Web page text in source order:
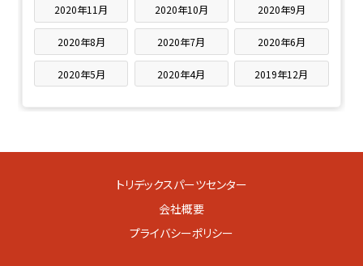
2020年11月 2020年10月 2020年9月
2020年8月 2020年7月 2020年6月
2020年5月 2020年4月 2019年12月
トリデックスパーツセンター
会社概要
プライバシーポリシー